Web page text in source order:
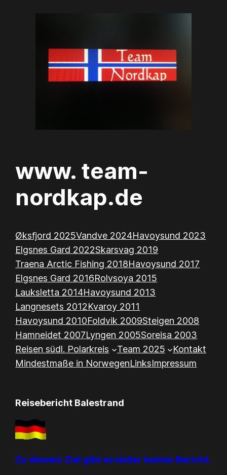
www. team-
nordkap.de
Øksfjord 2025Vandve 2024Havoysund 2023
Elgsnes Gard 2022Skarsvag 2019
Traena Arctic Fishing 2018Havoysund 2017
Elgsnes Gard 2016Rolvsoya 2015
Lauksletta 2014Havoysund 2013
Langnesets 2012Kvaroy 2011
Havoysund 2010Foldvik 2009Steigen 2008
Hamneidet 2007Lyngen 2005Soreisa 2003
Reisen südl. Polarkreis
Team 2025
Kontakt
Mindestmaße in NorwegenLinksImpressum
Reisebericht Balestrand
Zu diesem Ziel gibt es leider keinen Bericht.